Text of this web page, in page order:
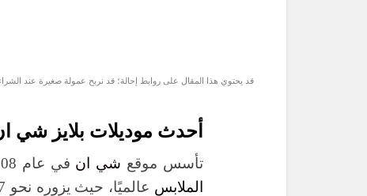
قد يحتوي هذا المقال على روابط إحالة؛ قد نربح عمولة صغيرة عند
أحدث موديلات بلايز شي ان
تأسس موقع شي ان في عام 2008 وسرعان ما اعتلى قائمة
الملابس